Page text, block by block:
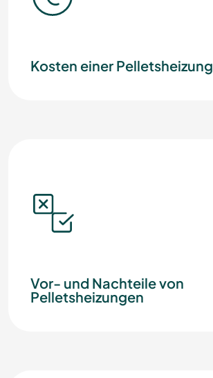
Kosten einer Pelletsheizung
Vor- und Nachteile von
Pelletsheizungen